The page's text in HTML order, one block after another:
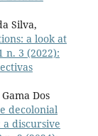
Silva,
a look at
n. 3 (2022):
Dos
decolonial
discursive